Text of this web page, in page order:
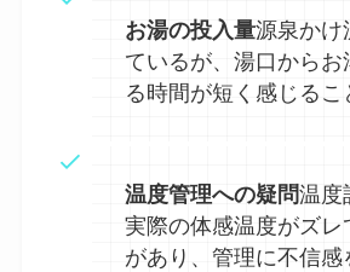
お湯の投入量源泉かけ
ているが、湯口からお
る時間が短く感じるこ
温度管理への疑問温度
実際の体感温度がズレ
があり、管理に不信感